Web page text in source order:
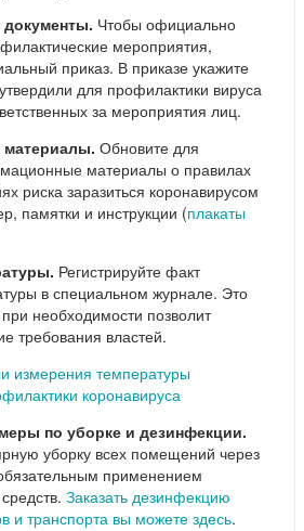
Чтобы официально
мероприятия,
приказ. В приказе укажите
для профилактики вируса
за мероприятия лиц.
Обновите для
материалы о правилах
риска заразиться коронавирусом
памятки и инструкции (плакаты
Регистрируйте факт
в специальном журнале. Это
необходимости позволит
требования властей.
измерения температуры
коронавируса
по уборке и дезинфекции.
уборку всех помещений через
применением
Заказать дезинфекцию
и транспорта вы можете здесь.